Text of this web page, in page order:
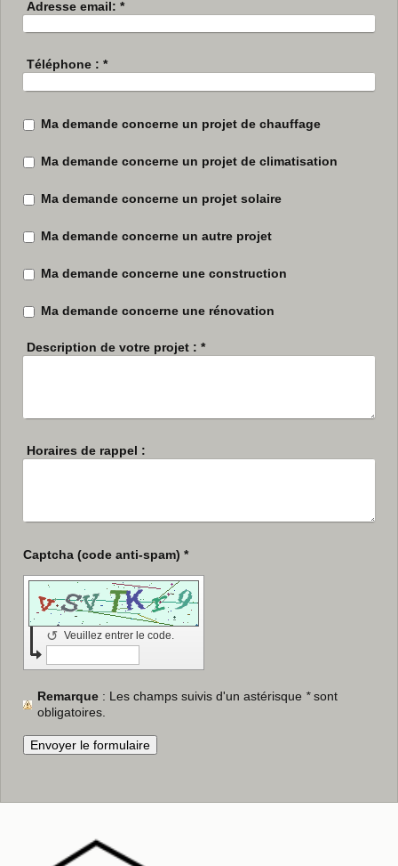
Adresse email: *
Téléphone : *
Ma demande concerne un projet de chauffage
Ma demande concerne un projet de climatisation
Ma demande concerne un projet solaire
Ma demande concerne un autre projet
Ma demande concerne une construction
Ma demande concerne une rénovation
Description de votre projet : *
Horaires de rappel :
Captcha (code anti-spam) *
Veuillez entrer le code.
↺
Remarque : Les champs suivis d'un astérisque *sont
obligatoires.